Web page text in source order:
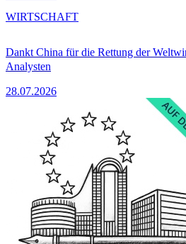
Dankt China für die Rettung der
Analysten
28.07.2026
WIRTSCHAFT